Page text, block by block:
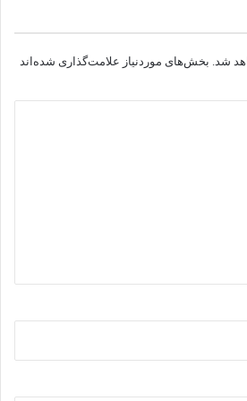
آب گرم ترکیب کنید؛
نرم، شیارهای درون لاستیک را خوب
جرمی باقی بماند؛
شد. بخش‌های موردنیاز علامت‌گذاری شده‌اند